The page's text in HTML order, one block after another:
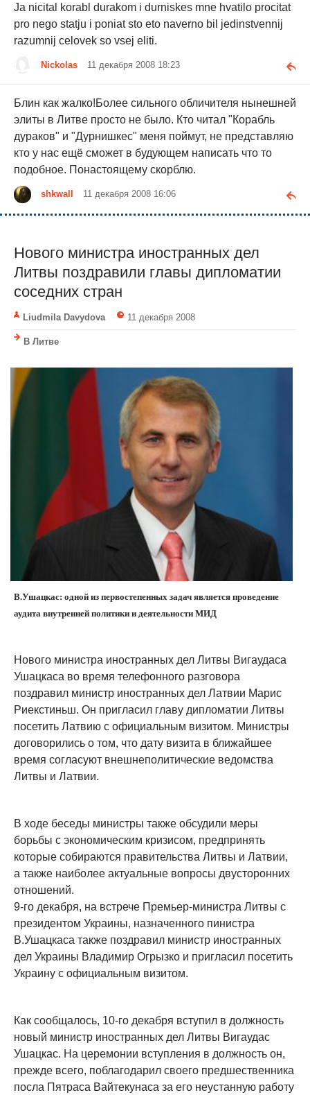
Ja nicital korabl durakom i durniskes mne hvatilo procitat
pro nego statju i poniat sto eto naverno bil jedinstvennij
razumnij celovek so vsej eliti.
Nickolas 11 декабря 2008 18:23
Блин как жалко!Более сильного обличителя нынешней
элиты в Литве просто не было. Кто читал "Корабль
дураков" и "Дурнишкес" меня поймут, не представляю
кто у нас ещё сможет в будующем написать что то
подобное. Понастоящему скорблю.
shkwall 11 декабря 2008 16:06
Нового министра иностранных дел
Литвы поздравили главы дипломатии
соседних стран
Liudmila Davydova 11 декабря 2008
В Литве
В.Ушацкас: одной из первостепенных задач является проведение
аудита внутренней политики и деятельности МИД
Нового министра иностранных дел Литвы Вигаудаса
Ушацкаса во время телефонного разговора
поздравил министр иностранных дел Латвии Марис
Риекстиньш. Он пригласил главу дипломатии Литвы
посетить Латвию с официальным визитом. Министры
договорились о том, что дату визита в ближайшее
время согласуют внешнеполитические ведомства
Литвы и Латвии.
В ходе беседы министры также обсудили меры
борьбы с экономическим кризисом, предпринять
которые собираются правительства Литвы и Латвии,
а также наиболее актуальные вопросы двусторонних
отношений.
9-го декабря, на встрече Премьер-министра Литвы с
президентом Украины, назначенного пинистра
В.Ушацкаса также поздравил министр иностранных
дел Украины Владимир Огрызко и пригласил посетить
Украину с официальным визитом.
Как сообщалось, 10-го декабря вступил в должность
новый министр иностранных дел Литвы Вигаудас
Ушацкас. На церемонии вступления в должность он,
прежде всего, поблагодарил своего предшественника
посла Пятраса Вайтекунаса за его неустанную работу